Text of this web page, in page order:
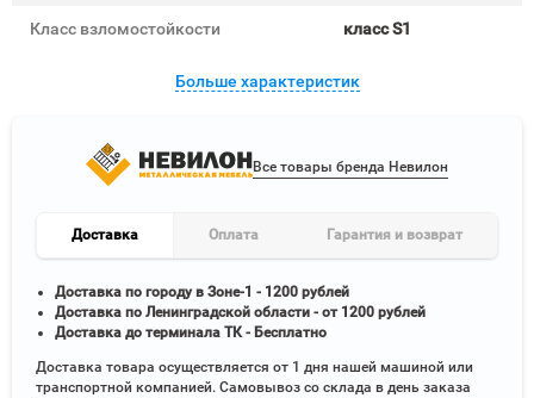
Класс взломостойкости класс S1
Больше характеристик
Все товары бренда Невилон
Доставка Оплата Гарантия и возврат
Доставка по городу в Зоне-1 - 1200 рублей
Доставка по Ленинградской области - от 1200 рублей
Доставка до терминала ТК - Бесплатно
Доставка товара осуществляется от 1 дня нашей машиной или
транспортной компанией. Самовывоз со склада в день заказа